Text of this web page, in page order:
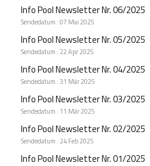
Info Pool Newsletter Nr. 06/2025
Sendedatum : 07 Mai 2025
Info Pool Newsletter Nr. 05/2025
Sendedatum : 22 Apr 2025
Info Pool Newsletter Nr. 04/2025
Sendedatum : 31 Mär 2025
Info Pool Newsletter Nr. 03/2025
Sendedatum : 11 Mär 2025
Info Pool Newsletter Nr. 02/2025
Sendedatum : 24 Feb 2025
Info Pool Newsletter Nr. 01/2025